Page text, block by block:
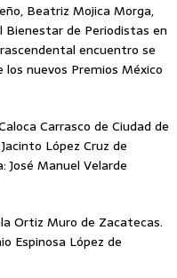
Beatriz Mojica Morga,
Bienestar de Periodistas en
encuentro se
nuevos Premios México
Carrasco de Ciudad de
López Cruz de
José Manuel Velarde
Ortiz Muro de Zacatecas.
Espinosa López de